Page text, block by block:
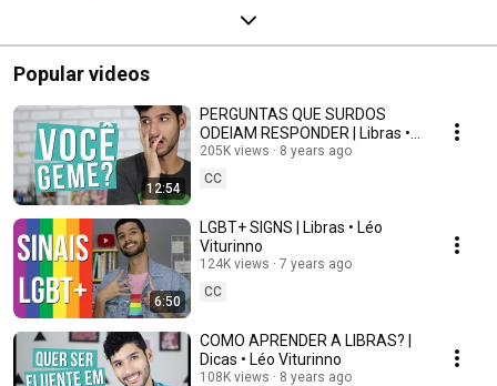
Popular videos
12:54
PERGUNTAS QUE SURDOS
ODEIAM RESPONDER | Libras •
Léo Viturinno
205K views
8 years ago
CC
6:50
LGBT+ SIGNS | Libras • Léo
Viturinno
124K views
7 years ago
CC
COMO APRENDER A LIBRAS? |
Dicas • Léo Viturinno
108K views
8 years ago